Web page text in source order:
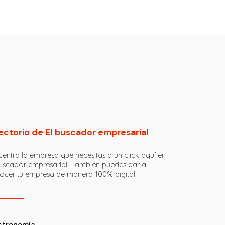
de El buscador empresarial
la empresa que necesitas a un click aquí en
empresarial. También puedes dar a
tu empresa de manera 100% digital